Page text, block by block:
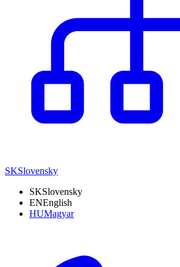
SKSlovensky
SKSlovensky
ENEnglish
HUMagyar